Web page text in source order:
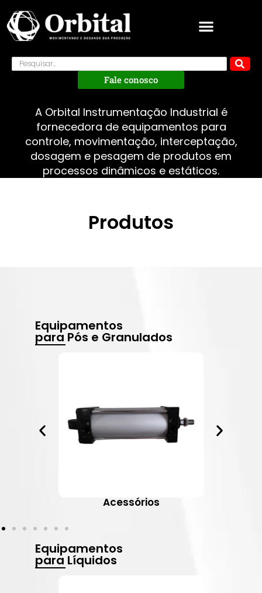
Fale conosco
A Orbital Instrumentação Industrial é
fornecedora de equipamentos para
controle, movimentação, interceptação,
dosagem e pesagem de produtos em
processos dinâmicos e estáticos.
Produtos
Equipamentos
para Pós e Granulados
Acessórios
Equipamentos
para Líquidos